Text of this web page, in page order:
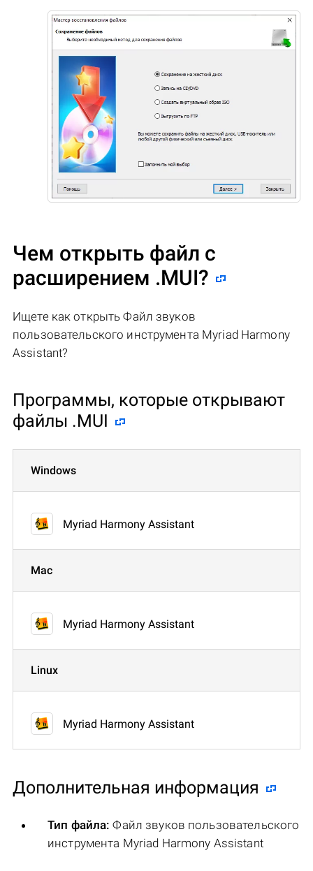
Чем открыть файл с
расширением .MUI?
Ищете как открыть Файл звуков
пользовательского инструмента Myriad Harmony
Assistant?
Программы, которые открывают
файлы .MUI
Windows
Myriad Harmony Assistant
Mac
Myriad Harmony Assistant
Linux
Myriad Harmony Assistant
Дополнительная информация
Тип файла: Файл звуков пользовательского
инструмента Myriad Harmony Assistant